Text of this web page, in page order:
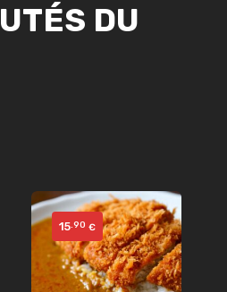
DU
15.90 €